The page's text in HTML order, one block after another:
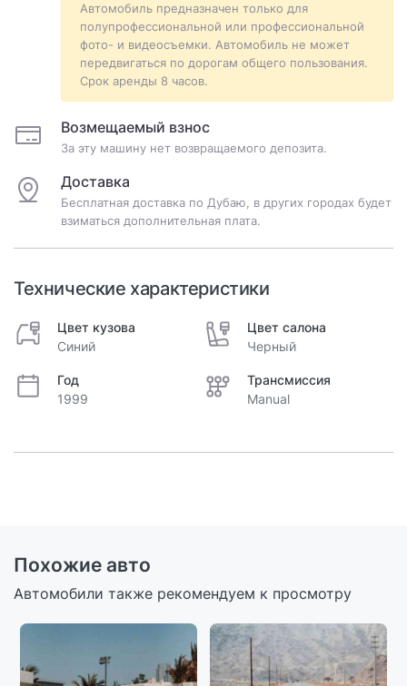
Автомобиль предназначен только для
полупрофессиональной или профессиональной
фото- и видеосъемки. Автомобиль не может
передвигаться по дорогам общего пользования.
Срок аренды 8 часов.
Возмещаемый взнос
За эту машину нет возвращаемого депозита.
Доставка
Бесплатная доставка по Дубаю, в других городах будет
взиматься дополнительная плата.
Технические характеристики
Цвет кузова
Синий
Цвет салона
Черный
Год
1999
Трансмиссия
Manual
Похожие авто
Автомобили также рекомендуем к просмотру